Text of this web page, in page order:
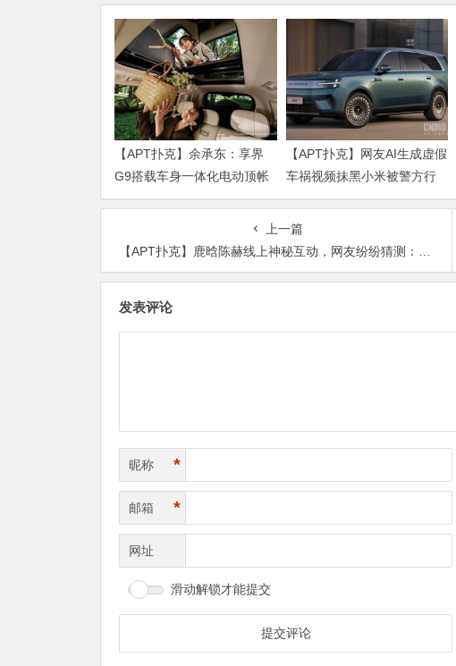
【APT扑克】余承东：享界
G9搭载车身一体化电动顶帐
双层空间！
【APT扑克】网友AI生成虚假
车祸视频抹黑小米被警方行
拘7日
上一篇
【APT扑克】鹿晗陈赫线上神秘互动，网友纷纷猜测：难道即将有“大动作”？
发表评论
昵称 *
邮箱 *
网址
滑动解锁才能提交